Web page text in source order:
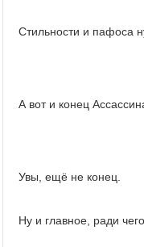
Стильности и пафоса
А вот и конец
Увы, ещё не конец.
Ну и главное, ради